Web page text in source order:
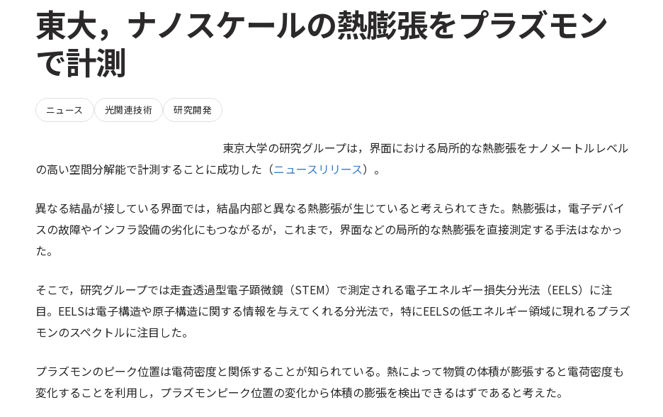
東大，ナノスケールの熱膨張をプラズモン
で計測
ニュース 光関連技術 研究開発
東京大学の研究グループは，界面における局所的な熱膨張をナノメートルレベル
の高い空間分解能で計測することに成功した（ニュースリリース）。
異なる結晶が接している界面では，結晶内部と異なる熱膨張が生じていると考えられてきた。熱膨張は，電子デバイ
スの故障やインフラ設備の劣化にもつながるが，これまで，界面などの局所的な熱膨張を直接測定する手法はなかっ
た。
そこで，研究グループでは走査透過型電子顕微鏡（STEM）で測定される電子エネルギー損失分光法（EELS）に注
目。EELSは電子構造や原子構造に関する情報を与えてくれる分光法で，特にEELSの低エネルギー領域に現れるプラズ
モンのスペクトルに注目した。
プラズモンのピーク位置は電荷密度と関係することが知られている。熱によって物質の体積が膨張すると電荷密度も
変化することを利用し，プラズモンピーク位置の変化から体積の膨張を検出できるはずであると考えた。